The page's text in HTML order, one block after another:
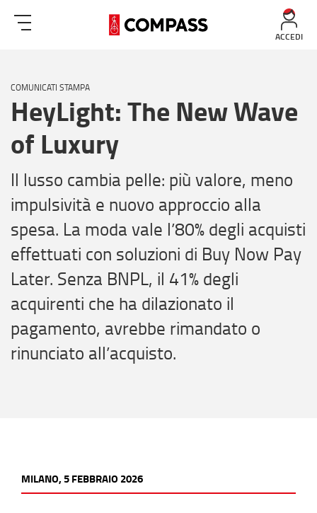
ACCEDI
COMUNICATI STAMPA
HeyLight: The New Wave
of Luxury
Il lusso cambia pelle: più valore, meno
impulsività e nuovo approccio alla
spesa. La moda vale l’80% degli acquisti
effettuati con soluzioni di Buy Now Pay
Later. Senza BNPL, il 41% degli
acquirenti che ha dilazionato il
pagamento, avrebbe rimandato o
rinunciato all’acquisto.
MILANO, 5 FEBBRAIO 2026